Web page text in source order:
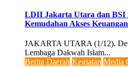
LDII Jakarta Utara dan BSI
Kemudahan Akses
JAKARTA UTARA (1/12).
Lembaga Dakwah Islam...
Berita Daerah Kegiatan Media